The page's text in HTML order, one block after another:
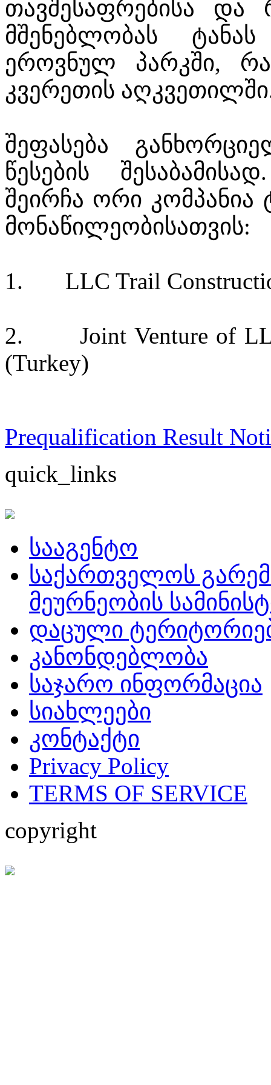
თავშესაფრებისა და
მშენებლობას
ეროვნულ პარკში,
კვერეთის
შეფასება
წესების
შეირჩა ორი კომპანია
მონაწილეობისათვის:
1. LLC Trail
2. Joint Venture of
(Turkey)
Prequalification Result
quick_links
სააგენტო
საქართველოს
მეურნეობის
დაცული
კანონდებლობა
საჯარო ინფორმაცია
სიახლეები
კონტაქტი
Privacy Policy
TERMS OF SERVICE
copyright